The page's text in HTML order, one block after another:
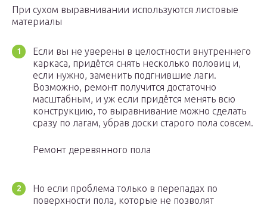
При сухом выравнивании используются листовые
материалы
Если вы не уверены в целостности внутреннего
каркаса, придётся снять несколько половиц и,
если нужно, заменить подгнившие лаги.
Возможно, ремонт получится достаточно
масштабным, и уж если придётся менять всю
конструкцию, то выравнивание можно сделать
сразу по лагам, убрав доски старого пола совсем.
Ремонт деревянного пола
Но если проблема только в перепадах по
поверхности пола, которые не позволят